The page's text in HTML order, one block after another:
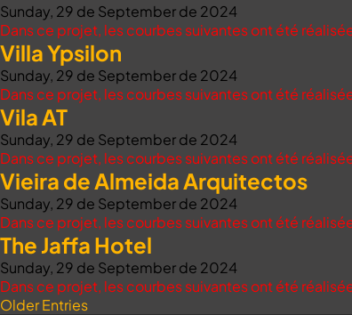
Sunday, 29 de September de 2024
Dans ce projet, les courbes suivantes ont été
Villa Ypsilon
Sunday, 29 de September de 2024
Dans ce projet, les courbes suivantes ont été
Vila AT
Sunday, 29 de September de 2024
Dans ce projet, les courbes suivantes ont été
Vieira de Almeida Arquitectos
Sunday, 29 de September de 2024
Dans ce projet, les courbes suivantes ont été
The Jaffa Hotel
Sunday, 29 de September de 2024
Dans ce projet, les courbes suivantes ont été
Older Entries